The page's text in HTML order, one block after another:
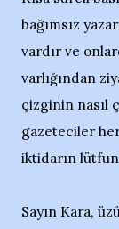
bağımsız
vardır ve
varlığından
çizginin nasıl
gazeteciler
iktidarın
Sayın Kara,